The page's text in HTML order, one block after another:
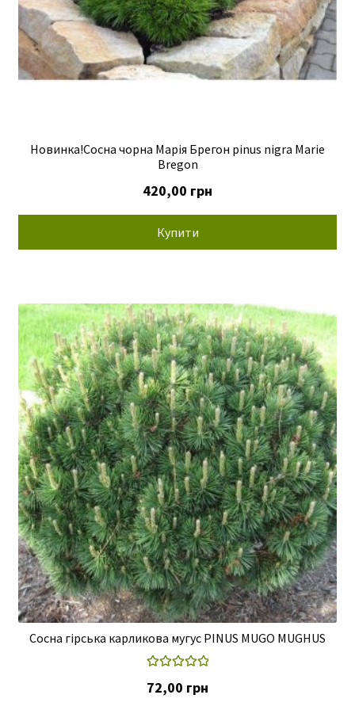
Новинка!Сосна чорна Марія Брегон pinus nigra Mariе
Bregon
420,00 грн
Купити
Сосна гірська карликова мугус PINUS MUGO MUGHUS
5.00з 5
72,00 грн